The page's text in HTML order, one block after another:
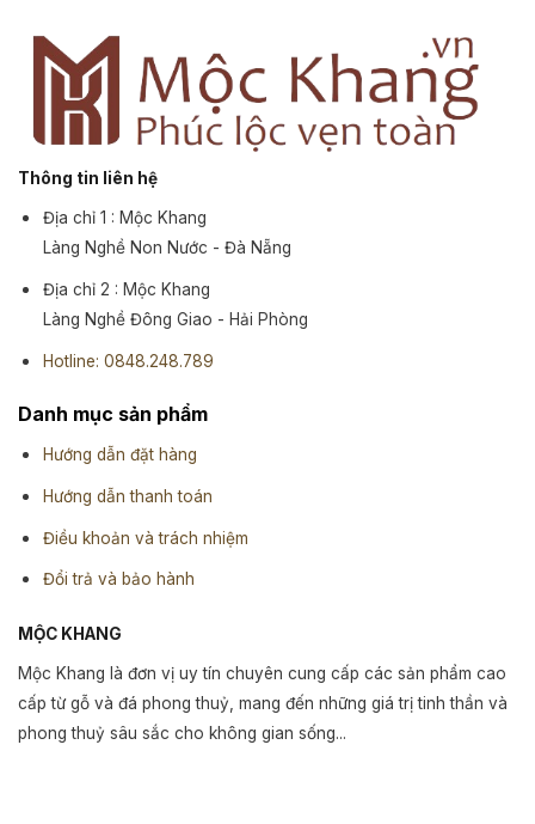
Thông tin liên hệ
Địa chỉ 1 : Mộc Khang
Làng Nghề Non Nước - Đà Nẵng
Địa chỉ 2 : Mộc Khang
Làng Nghề Đông Giao - Hải Phòng
Hotline: 0848.248.789
Danh mục sản phẩm
Hướng dẫn đặt hàng
Hướng dẫn thanh toán
Điều khoản và trách nhiệm
Đổi trả và bảo hành
MỘC KHANG
Mộc Khang là đơn vị uy tín chuyên cung cấp các sản phẩm cao
cấp từ gỗ và đá phong thuỷ, mang đến những giá trị tinh thần và
phong thuỷ sâu sắc cho không gian sống...